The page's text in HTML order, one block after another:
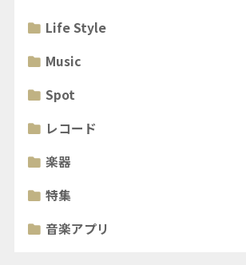
Life Style
Music
Spot
レコード
楽器
特集
音楽アプリ